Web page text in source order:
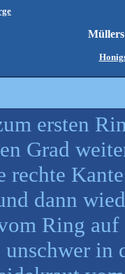
ersten
Grad
rechte
dann
Ring auf
in